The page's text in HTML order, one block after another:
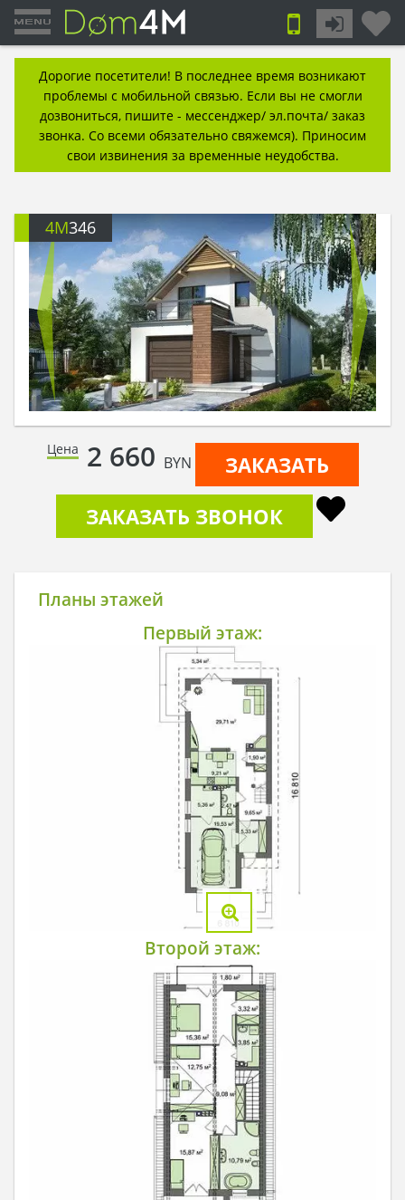
Дорогие посетители! В последнее время возникают
проблемы с мобильной связью. Если вы не смогли
дозвониться, пишите - мессенджер/ эл.почта/ заказ
звонка. Со всеми обязательно свяжемся). Приносим
свои извинения за временные неудобства.
4M346
Цена 2 660 BYN
ЗАКАЗАТЬ
ЗАКАЗАТЬ ЗВОНОК
Планы этажей
Первый этаж:
Второй этаж: